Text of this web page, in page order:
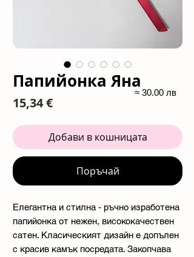
Папийонка Яна
15,34 €Цена
Добави в кошницата
Поръчай
Елегантна и стилна - ръчно изработена
папийонка от нежен, висококачествен
сатен. Класическият дизайн е допълен
с красив камък посредата. Закопчава
≈ 30.00 лв